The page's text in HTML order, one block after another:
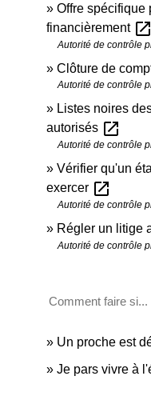
Offre spécifique
financièrement open_in_new
Autorité de contrôle
Clôture de
Autorité de contrôle
Listes noires
autorisés open_in_new
Autorité de contrôle
Vérifier qu'un
exercer open_in_new
Autorité de contrôle
Régler un litige
Autorité de contrôle
Comment faire si...
Un proche est
Je pars vivre à